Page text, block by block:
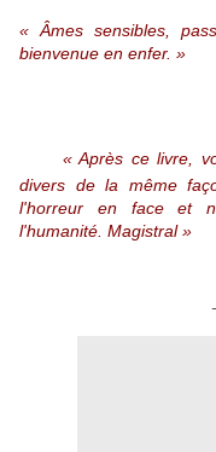
« Âmes sensibles,
bienvenue en enfer. »
« Après ce livre,
divers de la même
l'horreur en face et
l'humanité. Magistral »